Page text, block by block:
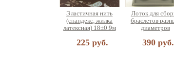
Эластичная нить
(спандекс, жилка
латексная) 18±0.9м
225 руб.
Лоток для
браслетов
диаметров
390 руб.